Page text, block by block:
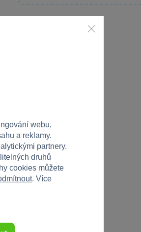
webu,
a reklamy.
partnery.
druhů
cookies můžete
. Více